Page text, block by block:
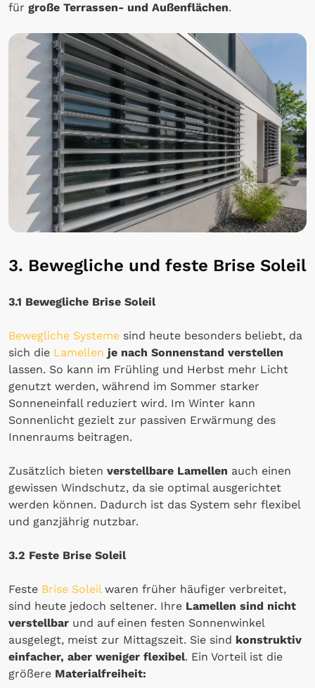
für große Terrassen- und Außenflächen.
3. Bewegliche und feste Brise Soleil
3.1 Bewegliche Brise Soleil
Bewegliche Systeme sind heute besonders beliebt, da
sich die Lamellen je nach Sonnenstand verstellen
lassen. So kann im Frühling und Herbst mehr Licht
genutzt werden, während im Sommer starker
Sonneneinfall reduziert wird. Im Winter kann
Sonnenlicht gezielt zur passiven Erwärmung des
Innenraums beitragen.
Zusätzlich bieten verstellbare Lamellen auch einen
gewissen Windschutz, da sie optimal ausgerichtet
werden können. Dadurch ist das System sehr flexibel
und ganzjährig nutzbar.
3.2 Feste Brise Soleil
Feste Brise Soleil waren früher häufiger verbreitet,
sind heute jedoch seltener. Ihre Lamellen sind nicht
verstellbar und auf einen festen Sonnenwinkel
ausgelegt, meist zur Mittagszeit. Sie sind konstruktiv
einfacher, aber weniger flexibel. Ein Vorteil ist die
größere Materialfreiheit: